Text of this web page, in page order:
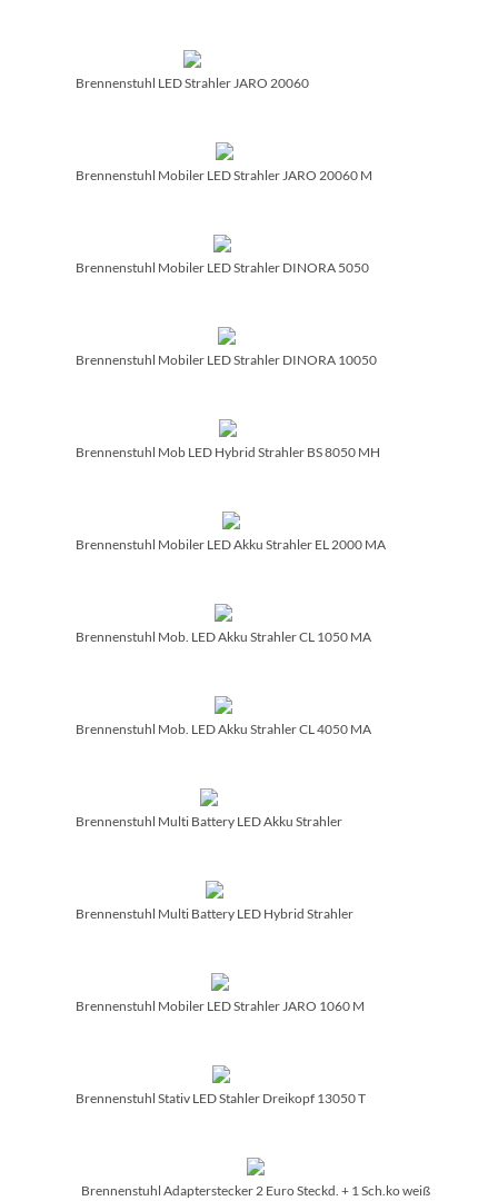
Brennenstuhl LED Strahler JARO 20060
Brennenstuhl Mobiler LED Strahler JARO 20060 M
Brennenstuhl Mobiler LED Strahler DINORA 5050
Brennenstuhl Mobiler LED Strahler DINORA 10050
Brennenstuhl Mob LED Hybrid Strahler BS 8050 MH
Brennenstuhl Mobiler LED Akku Strahler EL 2000 MA
Brennenstuhl Mob. LED Akku Strahler CL 1050 MA
Brennenstuhl Mob. LED Akku Strahler CL 4050 MA
Brennenstuhl Multi Battery LED Akku Strahler
Brennenstuhl Multi Battery LED Hybrid Strahler
Brennenstuhl Mobiler LED Strahler JARO 1060 M
Brennenstuhl Stativ LED Stahler Dreikopf 13050 T
Brennenstuhl Adapterstecker 2 Euro Steckd. + 1 Sch.ko weiß